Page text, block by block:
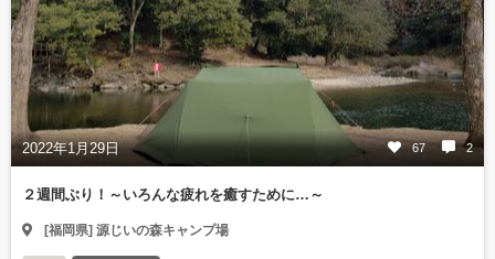
2022年1月29日 67 2
２週間ぶり！～いろんな疲れを癒すために…～
[福岡県] 源じいの森キャンプ場